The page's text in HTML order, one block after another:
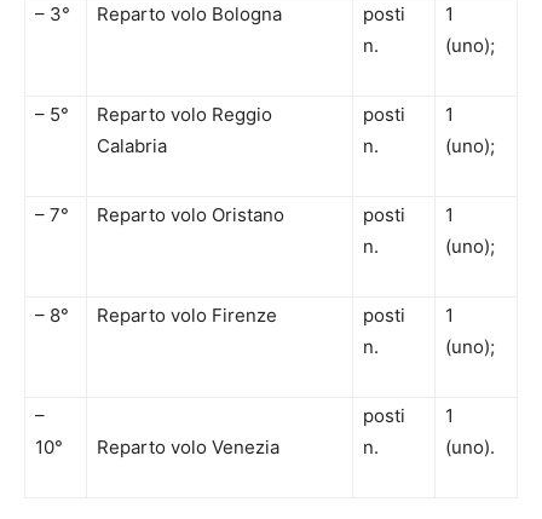
– 3° Reparto volo Bologna
posti
n.
1
(uno);
– 5°
Reparto volo Reggio
Calabria
posti
n.
1
(uno);
– 7° Reparto volo Oristano
posti
n.
1
(uno);
– 8° Reparto volo Firenze
posti
n.
1
(uno);
–
10°
Reparto volo Venezia
posti
n.
1
(uno).